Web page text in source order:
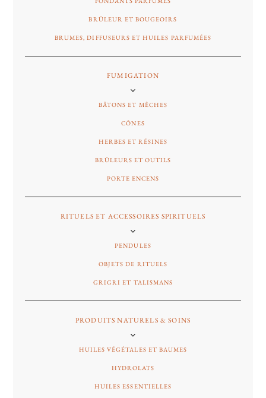
BRÛLEUR ET BOUGEOIRS
BRUMES, DIFFUSEURS ET HUILES PARFUMÉES
FUMIGATION
BÂTONS ET MÊCHES
CÔNES
HERBES ET RÉSINES
BRÛLEURS ET OUTILS
PORTE ENCENS
RITUELS ET ACCESSOIRES SPIRITUELS
PENDULES
OBJETS DE RITUELS
GRIGRI ET TALISMANS
PRODUITS NATURELS & SOINS
HUILES VÉGÉTALES ET BAUMES
HYDROLATS
HUILES ESSENTIELLES